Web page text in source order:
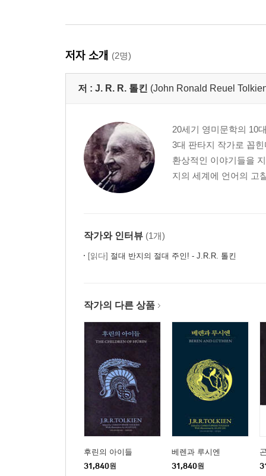
저자 소개 (2명)
저 : J. R. R. 톨킨 (John Ronald Reuel
20세기 영미문학의 10
3대 판타지 작가로 꼽
환상적인 이야기들을
지의 세계에 언어의 고
작가와 인터뷰 (1개)
[읽다] 절대 반지의 절대 주인! - J.R.R. 톨킨
작가의 다른 상품
후린의 아이들
31,840원
베렌과 루시엔
31,840원